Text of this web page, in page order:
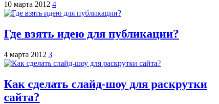
10 марта 2012 4
Где взять идею для публикации?
4 марта 2012 3
Как сделать слайд-шоу для раскрутки
сайта?